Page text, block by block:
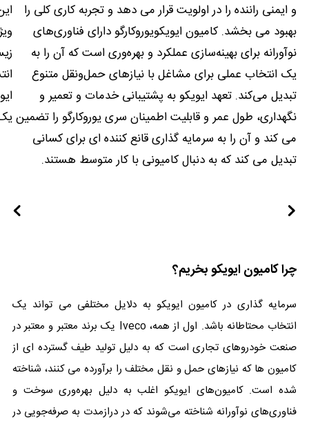
و ایمنی راننده را در اولویت قرار می دهد و تجربه کاری کلی را
بهبود می بخشد. کامیون ایویکویوروکارگو دارای فناوری‌های
نوآورانه برای بهینه‌سازی عملکرد و بهره‌وری است که آن را به
یک انتخاب عملی برای مشاغل با نیازهای حمل‌ونقل متنوع
تبدیل می‌کند. تعهد ایویکو به پشتیبانی خدمات و تعمیر و
نگهداری، طول عمر و قابلیت اطمینان سری یوروکارگو را تضمین
می کند و آن را به سرمایه گذاری قانع کننده ای برای کسانی
تبدیل می کند که به دنبال کامیونی با کار متوسط هستند.
چرا کامیون ایویکو بخریم؟
سرمایه گذاری در کامیون ایویکو به دلایل مختلفی می تواند یک
انتخاب محتاطانه باشد. اول از همه، Iveco یک برند معتبر و معتبر در
صنعت خودروهای تجاری است که به دلیل تولید طیف گسترده ای از
کامیون ها که نیازهای حمل و نقل مختلف را برآورده می کنند، شناخته
شده است. کامیون‌های ایویکو اغلب به دلیل بهره‌وری سوخت و
فناوری‌های نوآورانه شناخته می‌شوند که در درازمدت به صرفه‌جویی در